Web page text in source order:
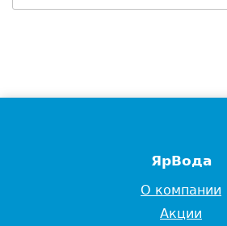
ЯрВода
О компании
Акции